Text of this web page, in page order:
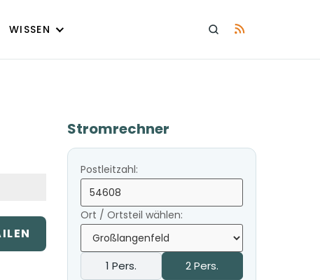
WISSEN
Stromrechner
Postleitzahl:
Ort / Ortsteil wählen:
1 Pers.
2 Pers.